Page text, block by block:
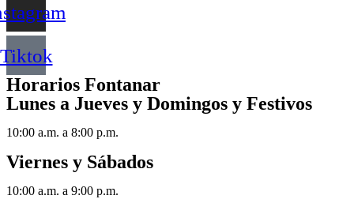
Tiktok
Horarios Fontanar
Lunes a Jueves y Domingos y Festivos
10:00 a.m. a 8:00 p.m.
Viernes y Sábados
10:00 a.m. a 9:00 p.m.